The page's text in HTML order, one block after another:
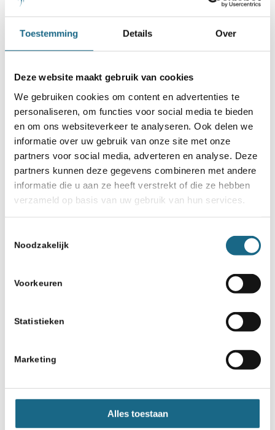
Toestemming Details Over
Deze website maakt gebruik van cookies
We gebruiken cookies om content en advertenties te
personaliseren, om functies voor social media te bieden
en om ons websiteverkeer te analyseren. Ook delen we
informatie over uw gebruik van onze site met onze
partners voor social media, adverteren en analyse. Deze
partners kunnen deze gegevens combineren met andere
informatie die u aan ze heeft verstrekt of die ze hebben
verzameld op basis van uw gebruik van hun services.
Noodzakelijk
Voorkeuren
Statistieken
Marketing
Alles toestaan